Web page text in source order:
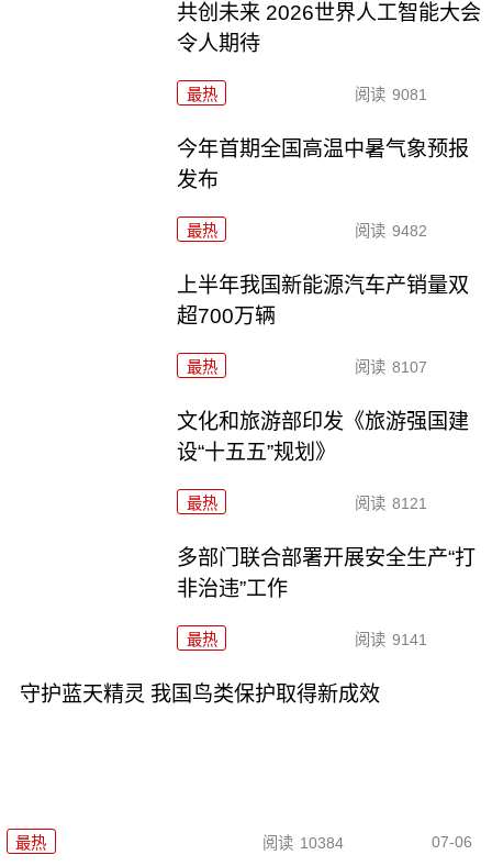
共创未来 2026世界人工智能大会
令人期待
最热 阅读 9081
今年首期全国高温中暑气象预报
发布
最热 阅读 9482
上半年我国新能源汽车产销量双
超700万辆
最热 阅读 8107
文化和旅游部印发《旅游强国建
设“十五五”规划》
最热 阅读 8121
多部门联合部署开展安全生产“打
非治违”工作
最热 阅读 9141
守护蓝天精灵 我国鸟类保护取得新成效
最热 阅读 10384 07-06